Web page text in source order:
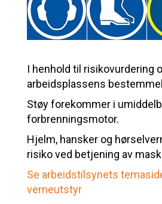
I henhold til risikovurdering
arbeidsplassens
Støy forekommer i
forbrenningsmotor.
Hjelm, hansker og
risiko ved betjening av
Se arbeidstilsynets
verneutstyr